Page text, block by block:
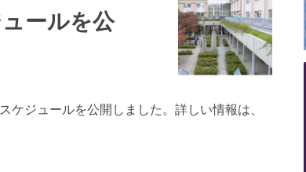
ールを公
ジュールを公開しました。詳しい情報は、